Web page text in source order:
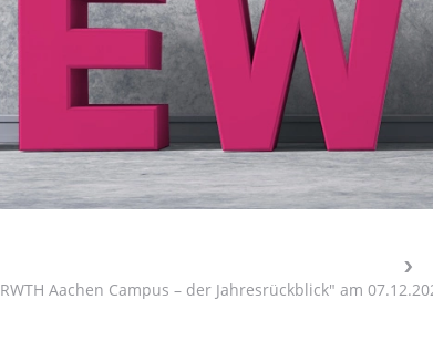
Aachen Campus – der Jahresrückblick" am